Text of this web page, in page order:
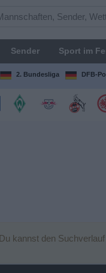
Sender Sport im
2. Bundesliga DFB-
kannst den